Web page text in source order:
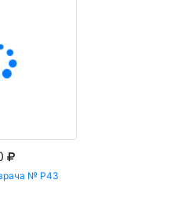
№ Р43